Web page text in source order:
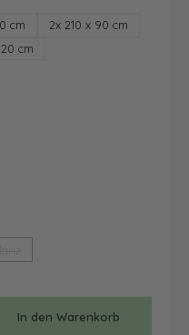
cm
2x 210 x 90 cm
cm
In den Warenkorb